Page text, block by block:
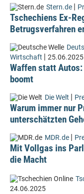
Stern.de |
Tschechiens Ex-
Betrugsverfahren
Wirtschaft | 25.06.2025
Waffen statt
boomt
Die Welt |
Warum immer nur
unterschätzten
MDR.de |
Mit Vollgas ins
die Macht
24.06.2025